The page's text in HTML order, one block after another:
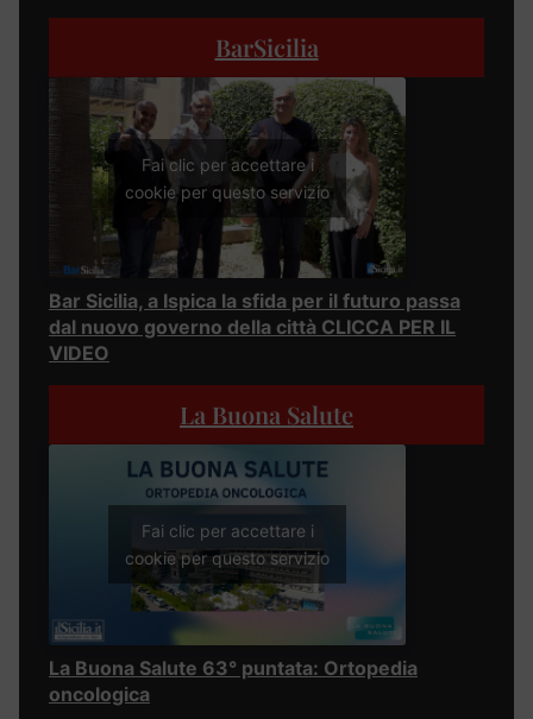
BarSicilia
Fai clic per accettare i
cookie per questo servizio
Bar Sicilia, a Ispica la sfida per il futuro passa
dal nuovo governo della città CLICCA PER IL
VIDEO
La Buona Salute
Fai clic per accettare i
cookie per questo servizio
La Buona Salute 63° puntata: Ortopedia
oncologica